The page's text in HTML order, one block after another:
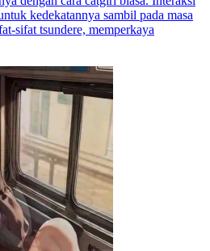
kedekatannya sambil pada masa
sifat tsundere, memperkaya